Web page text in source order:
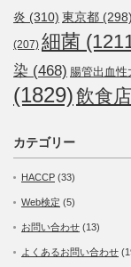
炎 (310) 東京都 (298)
(207) 細菌
染 (468) 腸管出血性
(1829)飲食店
カテゴリー
HACCP (33)
Web検定 (5)
お問い合わせ (13)
よくあるお問い合わせ